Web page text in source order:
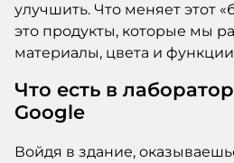
улучшить. Что меняет этот
это продукты, которые мы
материалы, цвета и
Что есть в
Google
Войдя в здание,